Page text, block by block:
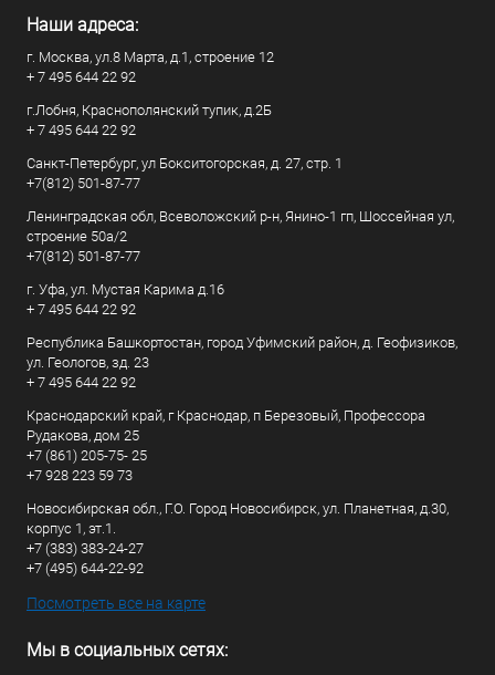
Наши адреса:
г. Москва, ул.8 Марта, д.1, строение 12
+ 7 495 644 22 92
г.Лобня, Краснополянский тупик, д.2Б
+ 7 495 644 22 92
Санкт-Петербург, ул Бокситогорская, д. 27, стр. 1
+7(812) 501-87-77
Ленинградская обл, Всеволожский р-н, Янино-1 гп, Шоссейная ул,
строение 50а/2
+7(812) 501-87-77
г. Уфа, ул. Мустая Карима д.16
+ 7 495 644 22 92
Республика Башкортостан, город Уфимский район, д. Геофизиков,
ул. Геологов, зд. 23
+ 7 495 644 22 92
Краснодарский край, г Краснодар, п Березовый, Профессора
Рудакова, дом 25
+7 (861) 205-75- 25
+7 928 223 59 73
Новосибирская обл., Г.О. Город Новосибирск, ул. Планетная, д.30,
корпус 1, эт.1.
+7 (383) 383-24-27
+7 (495) 644-22-92
Посмотреть все на карте
Мы в социальных сетях: